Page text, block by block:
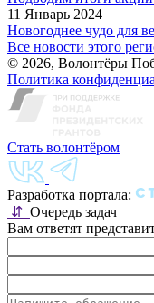
11 Январь 2024
Новогоднее чудо для
Все новости этого
© 2026, Волонтёры
Политика
Стать волонтёром
Разработка портала:
⇵ Очередь задач
Вам ответят